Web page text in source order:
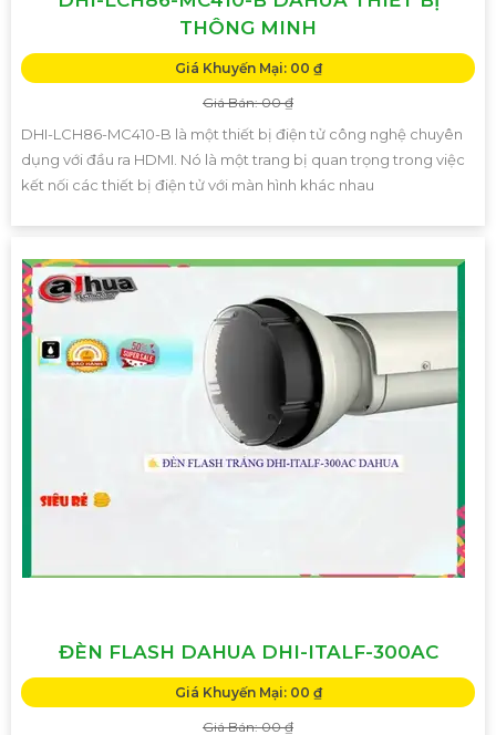
THÔNG MINH
Giá Khuyến Mại: 00 ₫
Giá Bán: 00 ₫
DHI-LCH86-MC410-B là một thiết bị điện tử công nghệ chuyên
dụng với đầu ra HDMI. Nó là một trang bị quan trọng trong việc
kết nối các thiết bị điện tử với màn hình khác nhau
ĐÈN FLASH DAHUA DHI-ITALF-300AC
Giá Khuyến Mại: 00 ₫
Giá Bán: 00 ₫